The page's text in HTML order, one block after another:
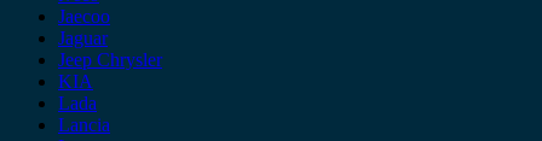
Jaecoo
Jaguar
Jeep Chrysler
KIA
Lada
Lancia